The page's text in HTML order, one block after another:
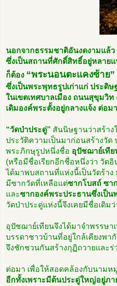
นอกจากธรรมชาติอันงดงามแล้
ซึ่งเป็นสถานที่ศักดิ์สิทธิ์อยู่หลาย
ก็ต้อง “พระนอนตะแคงซ้าย
ซึ่งเป็นพระพุทธรูปเก่าแก่ ประดิ
ในเขตเทศบาลเมือง ถนนสุขุมวิท
เดิมองค์พระตั้งอยู่กลางแจ้ง ต่อ
“วัดป่าประดู่” สันนิษฐานว่าสร้าง
ประวัติความเป็นมาก่อนสร้างวั
พระภิกษุรูปหนึ่งชื่อ อุปัชฌาย์เทีย
(หรือมีชื่อเรียกอีกชื่อหนึ่งว่า วัด
ได้มาพบสถานที่แห่งนี้เป็นวัดร้าง
มีซากวัดที่เหลือแต่ซากโบสถ์ ซา
และซากองค์พระประธานซึ่งเป็น
วัดป่าประดู่แห่งนี้จึงเคยมีชื่อเดิม
อุปัชฌาย์เทียนจึงได้มาจำพรรษ
บรรดาชาวบ้านที่อยู่ใกล้เคียงพา
จึงชักชวนกันสร้างกุฏิถวายและ
ต่อมา เพื่อให้สอดคล้องกับนาม
อีกทั้งเพราะมีต้นประดู่ใหญ่อยู่ภ